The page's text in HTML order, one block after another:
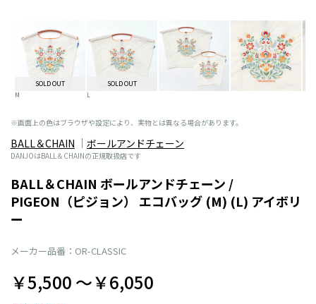
SOLD OUT
M
SOLD OUT
L
※画面上の色はブラウザや設定により、実物とは異なる場合があります。
BALL＆CHAIN ボールアンドチェーン
DANJOはBALL＆CHAINの正規取扱店です
BALL＆CHAIN ボールアンドチェーン /
PIGEON（ピジョン） エコバッグ (M) (L) アイボリ
ー
メーカー品番：OR-CLASSIC
￥5,500 〜￥6,050